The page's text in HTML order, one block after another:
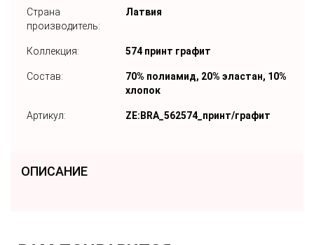
Страна
производитель:
Латвия
Коллекция: 574 принт графит
Состав:
70% полиамид, 20% эластан, 10%
хлопок
Артикул: ZE:BRA_562574_принт/графит
ОПИСАНИЕ